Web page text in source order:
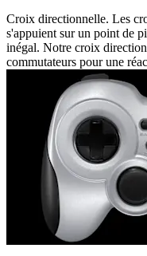
Croix directionnelle. Les
s'appuient sur un point de
inégal. Notre croix
commutateurs pour une